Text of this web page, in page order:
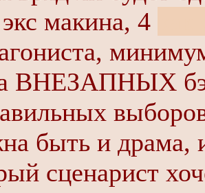
макина, 4
ВНЕЗАПНЫХ
быть и
сценарист